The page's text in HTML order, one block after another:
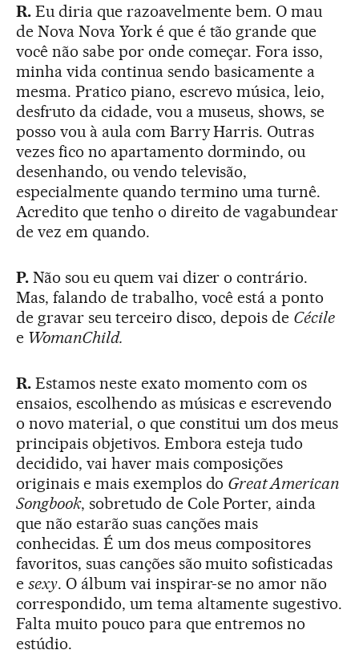
R.Eu diria que razoavelmente bem. O mau
de Nova Nova York é que é tão grande que
você não sabe por onde começar. Fora isso,
minha vida continua sendo basicamente a
mesma. Pratico piano, escrevo música, leio,
desfruto da cidade, vou a museus, shows, se
posso vou à aula com Barry Harris. Outras
vezes fico no apartamento dormindo, ou
desenhando, ou vendo televisão,
especialmente quando termino uma turnê.
Acredito que tenho o direito de vagabundear
de vez em quando.
P. Não sou eu quem vai dizer o contrário.
Mas, falando de trabalho, você está a ponto
de gravar seu terceiro disco, depois de Cécile
eWomanChild.
R.Estamos neste exato momento com os
ensaios, escolhendo as músicas e escrevendo
o novo material, o que constitui um dos meus
principais objetivos. Embora esteja tudo
decidido, vai haver mais composições
originais e mais exemplos do Great American
Songbook, sobretudo de Cole Porter, ainda
que não estarão suas canções mais
conhecidas. É um dos meus compositores
favoritos, suas canções são muito sofisticadas
e sexy. O álbum vai inspirar-se no amor não
correspondido, um tema altamente sugestivo.
Falta muito pouco para que entremos no
estúdio.